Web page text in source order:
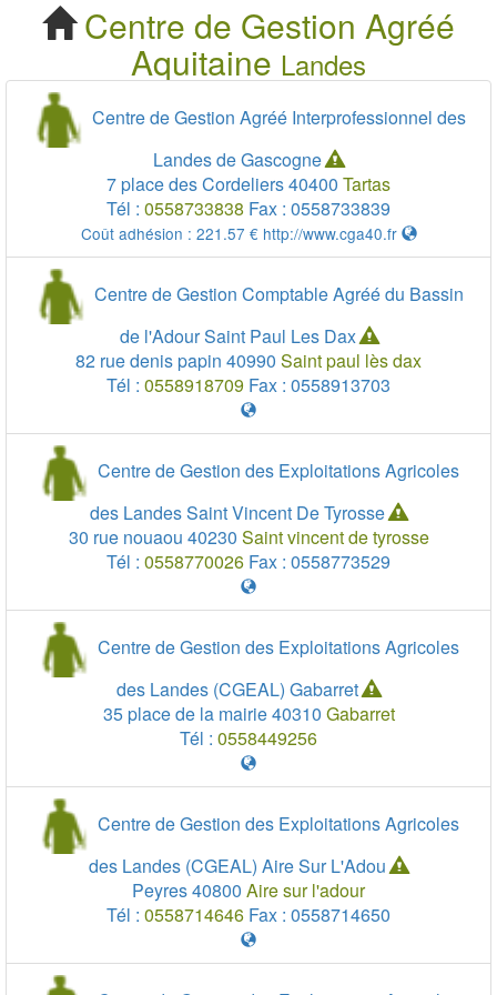
Cherchez votre Centre
de Gestion Agréé Landes
40
20 mi
Centre de Gestion Agréé
Aquitaine Landes
Centre de Gestion Agréé Interprofessionnel des
Landes de Gascogne
7 place des Cordeliers40400 Tartas
Tél : 0558733838 Fax : 0558733839
Coût adhésion : 221.57 € http://www.cga40.fr
Centre de Gestion Comptable Agréé du Bassin
de l'Adour Saint Paul Les Dax
82 rue denis papin 40990 Saint paul lès dax
Tél : 0558918709 Fax : 0558913703
Centre de Gestion des Exploitations Agricoles
des Landes Saint Vincent De Tyrosse
30 rue nouaou 40230 Saint vincent de tyrosse
Tél : 0558770026 Fax : 0558773529
Centre de Gestion des Exploitations Agricoles
des Landes (CGEAL) Gabarret
35 place de la mairie40310 Gabarret
Tél : 0558449256
Centre de Gestion des Exploitations Agricoles
des Landes (CGEAL) Aire Sur L'Adou
Peyres40800 Aire sur l'adour
Tél : 0558714646 Fax : 0558714650
Centre de Gestion Agréé Landes 40